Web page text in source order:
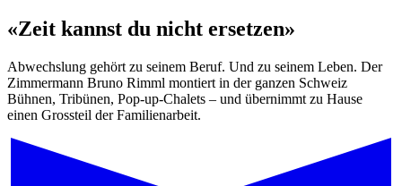
«Zeit kannst du nicht ersetzen»
Abwechslung gehört zu seinem Beruf. Und zu seinem Leben. Der
Zimmermann Bruno Rimml montiert in der ganzen Schweiz
Bühnen, Tribünen, Pop-up-Chalets – und übernimmt zu Hause
einen Grossteil der Familienarbeit.